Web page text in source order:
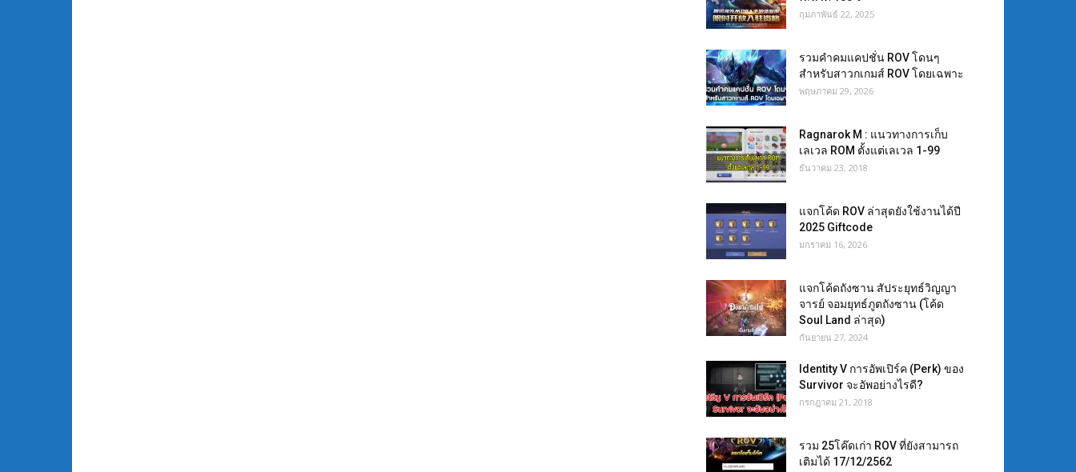
กุมภาพันธ์ 22, 2025
รวมคำคมแคปชั่น ROV โดนๆ
สำหรับสาวกเกมส์ ROV โดยเฉพาะ
พฤษภาคม 29, 2026
Ragnarok M : แนวทางการเก็บ
เลเวล ROM ตั้งแต่เลเวล 1-99
ธันวาคม 23, 2018
แจกโค้ด ROV ล่าสุดยังใช้งานได้ปี
2025 Giftcode
มกราคม 16, 2026
แจกโค้ดถังซาน สัประยุทธ์วิญญา
จารย์ จอมยุทธ์ภูตถังซาน (โค้ด
Soul Land ล่าสุด)
กันยายน 27, 2024
Identity V การอัพเปิร์ค (Perk) ของ
Survivor จะอัพอย่างไรดี?
กรกฎาคม 21, 2018
รวม 25โค๊ดเก่า ROV ที่ยังสามารถ
เติมได้ 17/12/2562